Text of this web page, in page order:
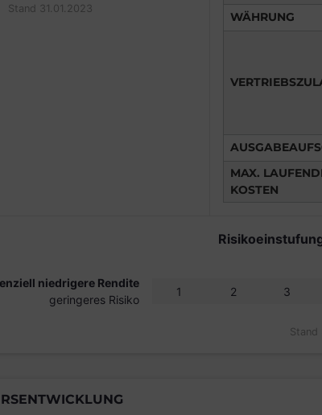
Stand 31.01.2023
WÄHRUNG
MAX.
KOSTEN
niedrigere Rendite
geringeres Risiko
1 2 3
Stand